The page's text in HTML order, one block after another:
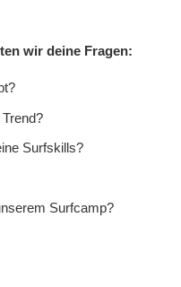
wir deine Fragen:
Surfskills?
Surfcamp?